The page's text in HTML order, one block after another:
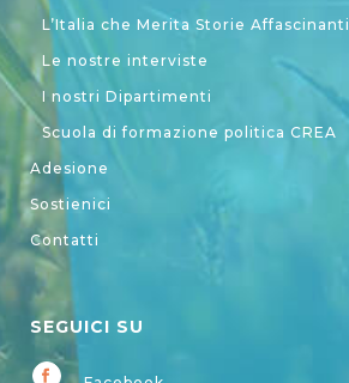
L’Italia che Merita Storie Affascinanti
Le nostre interviste
I nostri Dipartimenti
Scuola di formazione politica CREA
Adesione
Sostienici
Contatti
SEGUICI SU